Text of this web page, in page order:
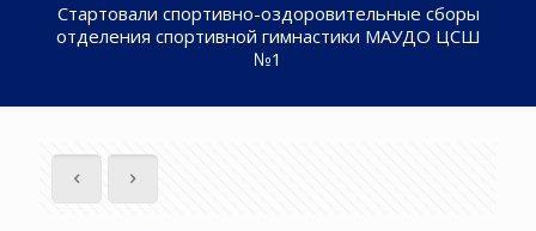
Стартовали спортивно-оздоровительные сборы
отделения спортивной гимнастики МАУДО ЦСШ
№1